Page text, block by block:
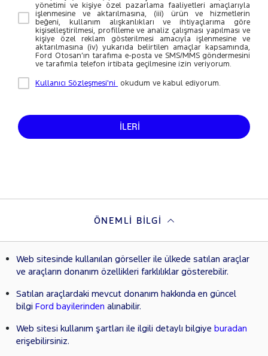
yönetimi ve kişiye özel pazarlama faaliyetleri amaçlarıyla
işlenmesine ve aktarılmasına, (iii) ürün ve hizmetlerin
beğeni, kullanım alışkanlıkları ve ihtiyaçlarıma göre
kişiselleştirilmesi, profilleme ve analiz çalışması yapılması ve
kişiye özel reklam gösterilmesi amacıyla işlenmesine ve
aktarılmasına (iv) yukarıda belirtilen amaçlar kapsamında,
Ford Otosan’ın tarafıma e-posta ve SMS/MMS göndermesini
ve tarafımla telefon irtibata geçilmesine izin veriyorum.
Kullanıcı Sözleşmesi'ni okudum ve kabul ediyorum.
İLERİ
ÖNEMLI BILGI
Web sitesinde kullanılan görseller ile ülkede satılan araçlar
ve araçların donanım özellikleri farklılıklar gösterebilir.
Satılan araçlardaki mevcut donanım hakkında en güncel
bilgi Ford bayilerinden alınabilir.
Web sitesi kullanım şartları ile ilgili detaylı bilgiye buradan
erişebilirsiniz.